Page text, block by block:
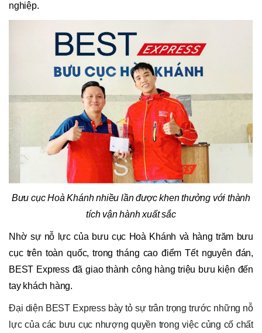
nghiệp.
Bưu cục Hoà Khánh nhiều lần được khen thưởng với thành
tích vận hành xuất sắc
Nhờ sự nỗ lực của bưu cục Hoà Khánh và hàng trăm bưu
cục trên toàn quốc, trong tháng cao điểm Tết nguyên đán,
BEST Express đã giao thành công hàng triệu bưu kiện đến
tay khách hàng.
Đại diện BEST Express bày tỏ sự trân trọng trước những nỗ
lực của các bưu cục nhượng quyền trong việc củng cố chất